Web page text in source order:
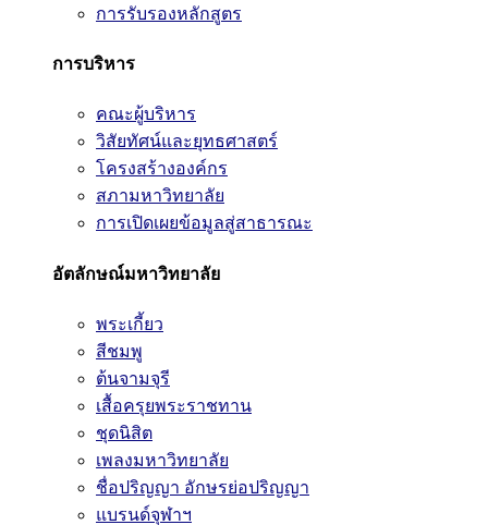
การรับรองหลักสูตร
การบริหาร
คณะผู้บริหาร
วิสัยทัศน์และยุทธศาสตร์
โครงสร้างองค์กร
สภามหาวิทยาลัย
การเปิดเผยข้อมูลสู่สาธารณะ
อัตลักษณ์มหาวิทยาลัย
พระเกี้ยว
สีชมพู
ต้นจามจุรี
เสื้อครุยพระราชทาน
ชุดนิสิต
เพลงมหาวิทยาลัย
ชื่อปริญญา อักษรย่อปริญญา
แบรนด์จุฬาฯ